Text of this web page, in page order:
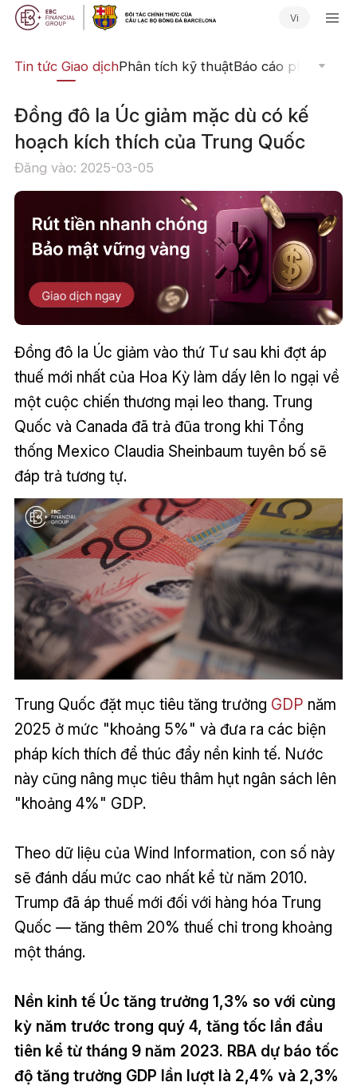
Vi
Tin tức Giao dịchPhân tích kỹ thuậtBáo cáo phân tích
Đồng đô la Úc giảm mặc dù có kế
hoạch kích thích của Trung Quốc
Đăng vào: 2025-03-05
Đồng đô la Úc giảm vào thứ Tư sau khi đợt áp
thuế mới nhất của Hoa Kỳ làm dấy lên lo ngại về
một cuộc chiến thương mại leo thang. Trung
Quốc và Canada đã trả đũa trong khi Tổng
thống Mexico Claudia Sheinbaum tuyên bố sẽ
đáp trả tương tự.
Trung Quốc đặt mục tiêu tăng trưởng GDP năm
2025 ở mức "khoảng 5%" và đưa ra các biện
pháp kích thích để thúc đẩy nền kinh tế. Nước
này cũng nâng mục tiêu thâm hụt ngân sách lên
"khoảng 4%" GDP.
Theo dữ liệu của Wind Information, con số này
sẽ đánh dấu mức cao nhất kể từ năm 2010.
Trump đã áp thuế mới đối với hàng hóa Trung
Quốc — tăng thêm 20% thuế chỉ trong khoảng
một tháng.
Nền kinh tế Úc tăng trưởng 1,3% so với cùng
kỳ năm trước trong quý 4, tăng tốc lần đầu
tiên kể từ tháng 9 năm 2023. RBA dự báo tốc
độ tăng trưởng GDP lần lượt là 2,4% và 2,3%